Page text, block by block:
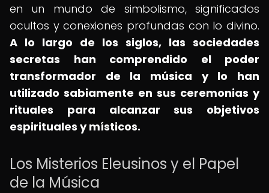
en un mundo de simbolismo, significados
ocultos y conexiones profundas con lo divino.
A lo largo de los siglos, las sociedades
secretas han comprendido el poder
transformador de la música y lo han
utilizado sabiamente en sus ceremonias y
rituales para alcanzar sus objetivos
espirituales y místicos.
Los Misterios Eleusinos y el Papel
de la Música